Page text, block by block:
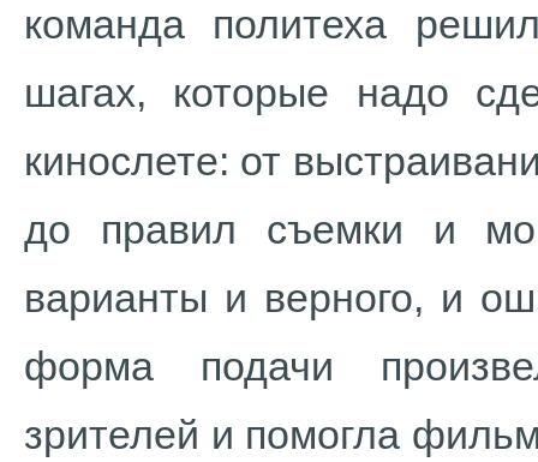
команда политеха
шагах, которые надо
кинослете: от
до правил съемки и
варианты и верного, и
форма подачи
зрителей и помогла